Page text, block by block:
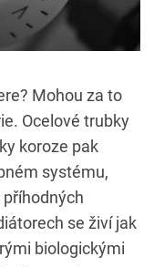
Mohou za to
Ocelové trubky
koroze pak
systému,
příhodných
se živí jak
biologickými